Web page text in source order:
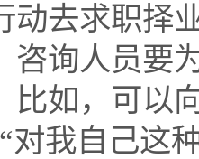
动去求职择
咨询人员要
比如，可以
对我自己这